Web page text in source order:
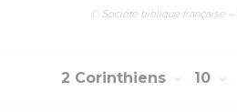
© Société biblique française
2 Corinthiens 10